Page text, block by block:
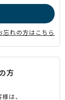
忘れの方はこちら
方
は、